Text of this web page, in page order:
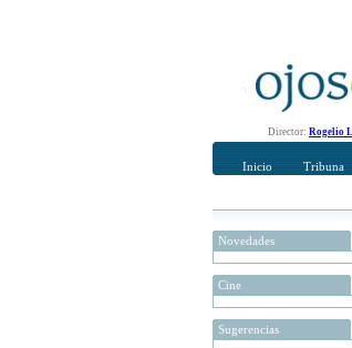
Director: Rogelio
Inicio Tribuna
Novedades
Cine
Sugerencias